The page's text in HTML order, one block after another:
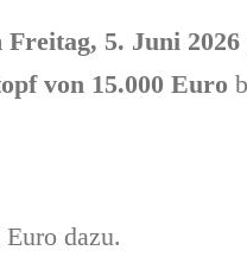
Freitag, 5. Juni
von 15.000 Euro
dazu.